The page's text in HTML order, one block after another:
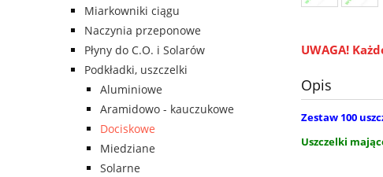
Miarkowniki ciągu
Naczynia przeponowe
Płyny do C.O. i Solarów
Podkładki, uszczelki
Aluminiowe
Aramidowo - kauczukowe
Dociskowe
Miedziane
Solarne
UWAGA!
Opis
Zestaw 100
Uszczelki